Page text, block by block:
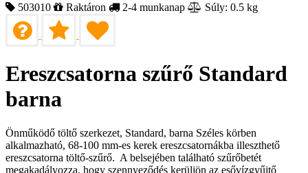
503010 Raktáron 2-4 munkanap Súly: 0.5 kg
Ereszcsatorna szűrő Standard
barna
Önműködő töltő szerkezet, Standard, barna Széles körben
alkalmazható, 68-100 mm-es kerek ereszcsatornákba illeszthető
ereszcsatorna töltő-szűrő. A belsejében található szűrőbetét
megakadályozza, hogy szennyeződés kerüljön az esővízgyűjtő